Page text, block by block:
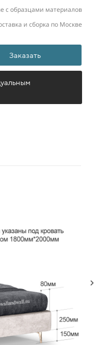
с образцами материалов
и сборка по Москве
Заказать